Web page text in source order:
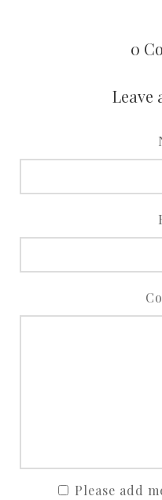
0
Leave
Please add